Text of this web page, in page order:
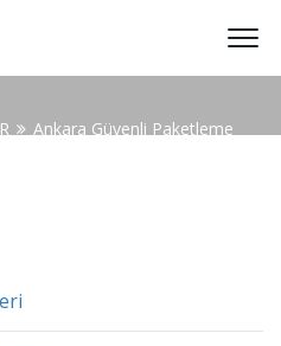
Ankara Güvenli Paketleme